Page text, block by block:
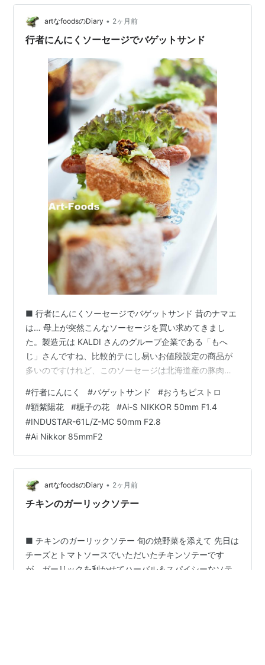
イスなどと煮込んだリ複雑な調味を施すお…
artなfoodsのDiary • 2ヶ月前
行者にんにくソーセージでバゲットサンド
■ 行者にんにくソーセージでバゲットサンド 昔のナマエ
は… 母上が突然こんなソーセージを買い求めてきまし
た。製造元は KALDI さんのグループ企業である「もへ
じ」さんですね、比較的テにし易いお値段設定の商品が
多いのですけれど、このソーセージは北海道産の豚肉に "
なプライスが付与されております。 北海道産豚肉のソー
セージ 行者にんにく" 行者にんにく " は近隣ですと信州
や甲州の道の駅などでも販売されてはおりますが、何と
言っても北海道ではポピュラーな野草で、かの地に居住
していたころはジンギスカンにも入れて食したりもしま
したし、あとは酢味噌…
#行者にんにく #バゲットサンド #おうちビストロ
#額紫陽花 #梔子の花 #Ai-S NIKKOR 50mm F1.4
#INDUSTAR-61L/Z-MC 50mm F2.8
#Ai Nikkor 85mmF2
artなfoodsのDiary • 2ヶ月前
チキンのガーリックソテー